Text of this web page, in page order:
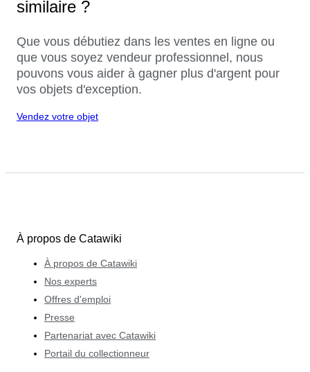
similaire ?
Que vous débutiez dans les ventes en ligne ou
que vous soyez vendeur professionnel, nous
pouvons vous aider à gagner plus d'argent pour
vos objets d'exception.
Vendez votre objet
À propos de Catawiki
À propos de Catawiki
Nos experts
Offres d'emploi
Presse
Partenariat avec Catawiki
Portail du collectionneur